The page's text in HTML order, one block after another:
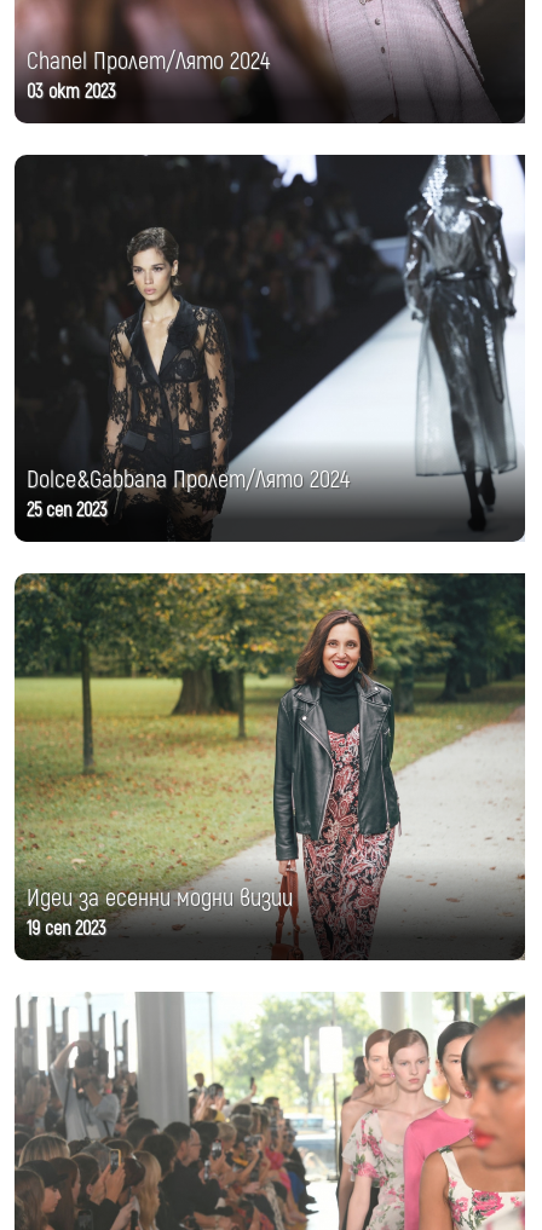
Chanel Пролет/Лято 2024
03 окт 2023
Dolce&Gabbana Пролет/Лято 2024
25 сеп 2023
Идеи за есенни модни визии
19 сеп 2023